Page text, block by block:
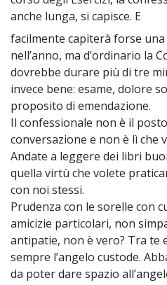
anche lunga, si capisce. E
facilmente capiterà forse
nell’anno, ma d’ordinario la
dovrebbe durare più di tre
invece bene: esame, dolore
proposito di emendazione.
Il confessionale non è il
conversazione e non è lì che
Andate a leggere dei libri
quella virtù che volete
con noi stessi.
Prudenza con le sorelle con
amicizie particolari, non
antipatie, non è vero? Tra te
sempre l’angelo custode.
da poter dare spazio